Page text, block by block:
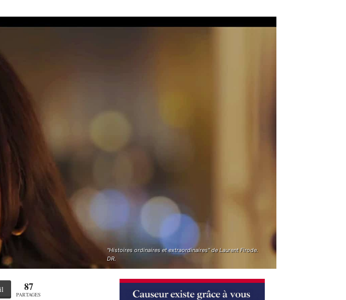
"Histoires ordinaires et extraordinaires" de Laurent Firode.
DR.
87
PARTAGES